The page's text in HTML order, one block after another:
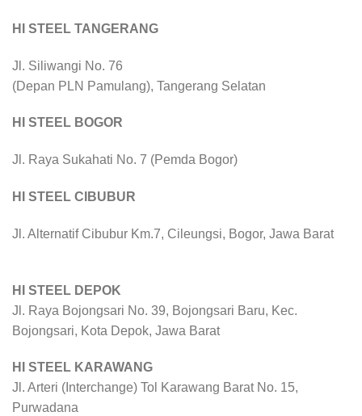
HI STEEL TANGERANG
Jl. Siliwangi No. 76
(Depan PLN Pamulang), Tangerang Selatan
HI STEEL BOGOR
Jl. Raya Sukahati No. 7 (Pemda Bogor)
HI STEEL CIBUBUR
Jl. Alternatif Cibubur Km.7, Cileungsi, Bogor, Jawa Barat
HI STEEL DEPOK
Jl. Raya Bojongsari No. 39, Bojongsari Baru, Kec.
Bojongsari, Kota Depok, Jawa Barat
HI STEEL KARAWANG
Jl. Arteri (Interchange) Tol Karawang Barat No. 15,
Purwadana